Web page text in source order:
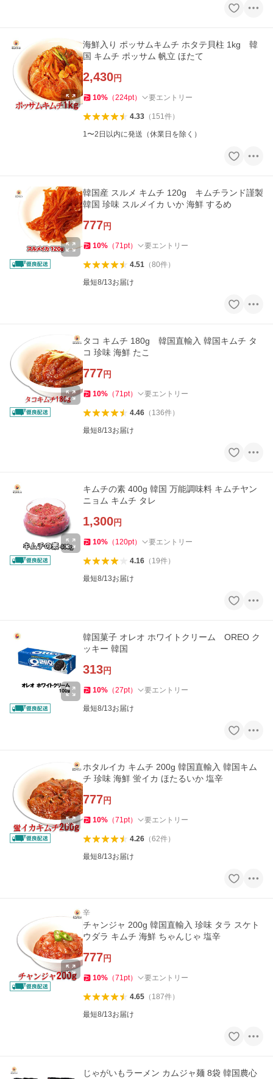
海鮮入り ポッサムキムチ ホタテ貝柱 1kg 韓
国 キムチ ポッサム 帆立 ほたて
2,430円
10% （224pt） 要エントリー
4.33（ 151件）
1〜2日以内に発送（休業日を除く）
韓国産 スルメ キムチ 120g キムチランド謹製
韓国 珍味 スルメイカ いか 海鮮 するめ
777円
10% （71pt） 要エントリー
4.51（80件）
最短8/13お届け
タコ キムチ 180g 韓国直輸入 韓国キムチ タ
コ 珍味 海鮮 たこ
777円
10% （71pt） 要エントリー
4.46（ 136件）
最短8/13お届け
キムチの素 400g 韓国 万能調味料 キムチヤン
ニョム キムチ タレ
1,300円
10% （ 120pt） 要エントリー
4.16（ 19件）
最短8/13お届け
韓国菓子 オレオ ホワイトクリーム OREO ク
ッキー 韓国
313円
10% （27pt） 要エントリー
最短8/13お届け
ホタルイカ キムチ 200g 韓国直輸入 韓国キム
チ 珍味 海鮮 蛍イカ ほたるいか 塩辛
777円
10% （71pt） 要エントリー
4.26（62件）
最短8/13お届け
辛
チャンジャ 200g 韓国直輸入 珍味 タラ スケト
ウダラ キムチ 海鮮 ちゃんじゃ 塩辛
777円
10% （71pt） 要エントリー
4.65（ 187件）
最短8/13お届け
じゃがいもラーメン カムジャ麺 8袋 韓国農心